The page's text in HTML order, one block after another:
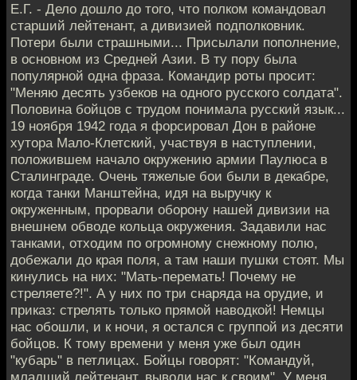
Е.Г. - Дело дошло до того, что полком командовал
старший лейтенант, а дивизией подполковник.
Потери были страшными... Присылали пополнение,
в основном из Средней Азии. В ту пору была
популярной одна фраза. Командир роты просит:
"Меняю десять узбеков на одного русского солдата".
Половина бойцов с трудом понимала русский язык...
19 ноября 1942 года я форсировал Дон в районе
хутора Мало-Клетский, участвуя в наступлении,
положившем начало окружению армии Паулюса в
Сталинграде. Очень тяжелые бои были в декабре,
когда танки Манштейна, идя на выручку к
окруженным, прорвали оборону нашей дивизии на
внешнем обводе кольца окружения. Задавили нас
танками, отходим по огромному снежному полю,
добежали до края поля, а там наши пушки стоят. Мы
кинулись на них: "Мать-перемать! Почему не
стреляете?!". А у них по три снаряда на орудие, и
приказ: стрелять только прямой наводкой! Немцы
нас обошли, и к ночи, я остался с группой из десяти
бойцов. К тому времени у меня уже был один
"кубарь" в петлицах. Бойцы говорят: "Командуй,